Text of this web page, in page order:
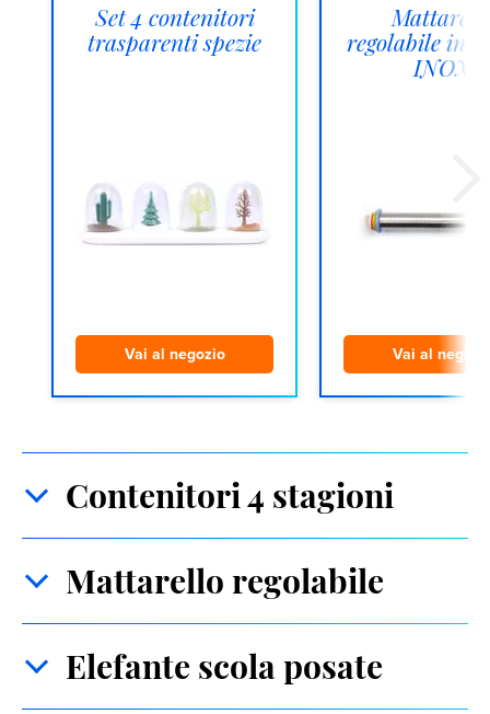
Contenitori 4 stagioni
Mattarello regolabile
Elefante scola posate
Set 4 contenitori
trasparenti spezie
Vai al negozio
regolabile in
INOX
Vai al